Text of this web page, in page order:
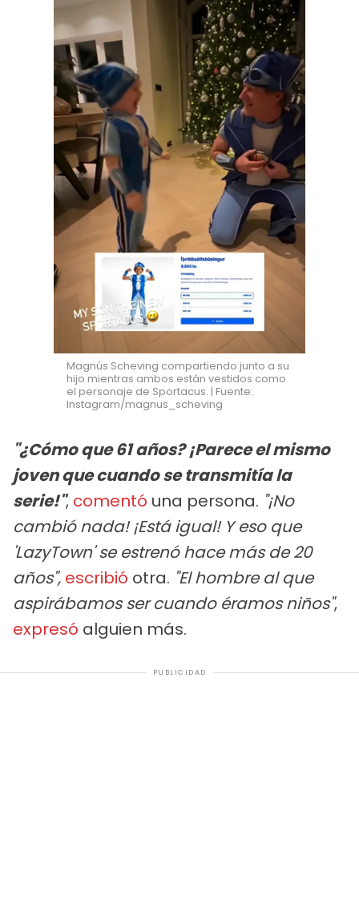
Magnús Scheving compartiendo junto a su
hijo mientras ambos están vestidos como
el personaje de Sportacus. | Fuente:
Instagram/magnus_scheving
"¿Cómo que 61 años? ¡Parece el mismo
joven que cuando se transmitía la
serie!", comentó una persona. "¡No
cambió nada! ¡Está igual! Y eso que
'LazyTown' se estrenó hace más de 20
años", escribió otra. "El hombre al que
aspirábamos ser cuando éramos niños",
expresó alguien más.
PUBLICIDAD